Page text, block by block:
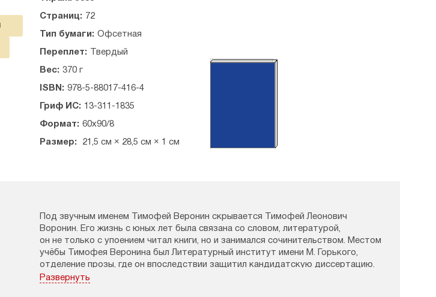
Страниц: 72
Тип бумаги: Офсетная
Переплет: Твердый
Вес: 370 г
ISBN: 978-5-88017-416-4
Гриф ИС: 13-311-1835
Формат: 60х90/8
Размер: 21,5 см × 28,5 см × 1 см
Под звучным именем Тимофей Веронин скрывается Тимофей Леонович
Воронин. Его жизнь с юных лет была связана со словом, литературой,
он не только с упоением читал книги, но и занимался сочинительством. Местом
учёбы Тимофея Веронина был Литературный институт имени М. Горького,
отделение прозы, где он впоследствии защитил кандидатскую диссертацию.
В своей диссертации Тимофей Веронин исследовал особенности духовной
Развернуть